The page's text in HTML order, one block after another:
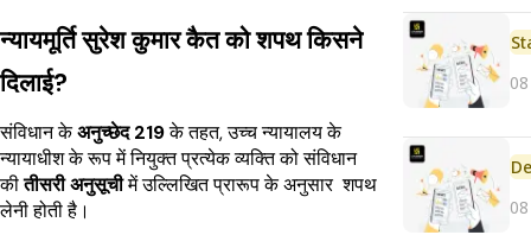
न्यायमूर्ति सुरेश कुमार कैत को शपथ किसने
दिलाई?
संविधान केअनुच्छेद 219के तहत, उच्च न्यायालय के
न्यायाधीश के रूप में नियुक्त प्रत्येक व्यक्ति को संविधान
कीतीसरी अनुसूचीमें उल्लिखित प्रारूप के अनुसार शपथ
लेनी होती है।